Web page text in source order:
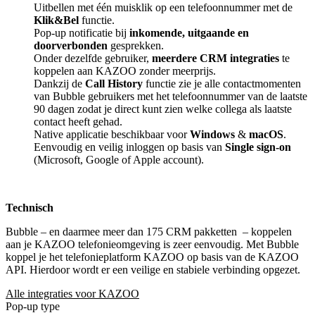
Uitbellen met één muisklik op een telefoonnummer met de
Klik&Bel functie.
Pop-up notificatie bij inkomende, uitgaande en
doorverbonden gesprekken.
Onder dezelfde gebruiker, meerdere CRM integraties te
koppelen aan KAZOO zonder meerprijs.
Dankzij de Call History functie zie je alle contactmomenten
van Bubble gebruikers met het telefoonnummer van de laatste
90 dagen zodat je direct kunt zien welke collega als laatste
contact heeft gehad.
Native applicatie beschikbaar voorWindows & macOS.
Eenvoudig en veilig inloggen op basis van Single sign-on
(Microsoft, Google of Apple account).
Technisch
Bubble – en daarmee meer dan 175 CRM pakketten – koppelen
aan je KAZOO telefonieomgeving is zeer eenvoudig. Met Bubble
koppel je het telefonieplatform KAZOO op basis van de KAZOO
API. Hierdoor wordt er een veilige en stabiele verbinding opgezet.
Alle integraties voor KAZOO
Pop-up type